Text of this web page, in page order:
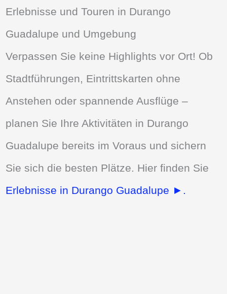
Erlebnisse und Touren in Durango
Guadalupe und Umgebung
Verpassen Sie keine Highlights vor Ort! Ob
Stadtführungen, Eintrittskarten ohne
Anstehen oder spannende Ausflüge –
planen Sie Ihre Aktivitäten in Durango
Guadalupe bereits im Voraus und sichern
Sie sich die besten Plätze. Hier finden Sie
Erlebnisse in Durango Guadalupe ►.